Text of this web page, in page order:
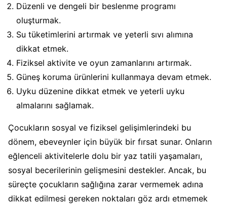
Düzenli ve dengeli bir beslenme programı
oluşturmak.
Su tüketimlerini artırmak ve yeterli sıvı alımına
dikkat etmek.
Fiziksel aktivite ve oyun zamanlarını artırmak.
Güneş koruma ürünlerini kullanmaya devam etmek.
Uyku düzenine dikkat etmek ve yeterli uyku
almalarını sağlamak.
Çocukların sosyal ve fiziksel gelişimlerindeki bu
dönem, ebeveynler için büyük bir fırsat sunar. Onların
eğlenceli aktivitelerle dolu bir yaz tatili yaşamaları,
sosyal becerilerinin gelişmesini destekler. Ancak, bu
süreçte çocukların sağlığına zarar vermemek adına
dikkat edilmesi gereken noktaları göz ardı etmemek